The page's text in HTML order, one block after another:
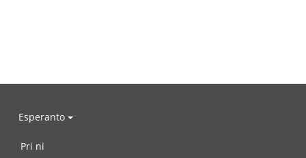
Esperanto
Pri ni